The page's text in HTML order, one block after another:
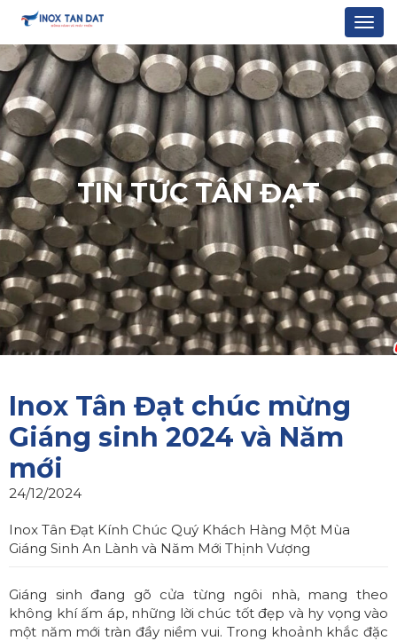
TIN TỨC TÂN ĐẠT
Inox Tân Đạt chúc mừng
Giáng sinh 2024 và Năm
mới
24/12/2024
Inox Tân Đạt Kính Chúc Quý Khách Hàng Một Mùa
Giáng Sinh An Lành và Năm Mới Thịnh Vượng
Giáng sinh đang gõ cửa từng ngôi nhà, mang theo
không khí ấm áp, những lời chúc tốt đẹp và hy vọng vào
một năm mới tràn đầy niềm vui. Trong khoảnh khắc đặc